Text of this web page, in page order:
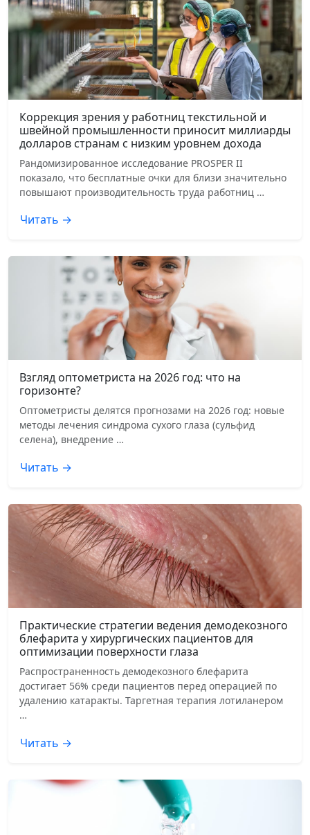
Коррекция зрения у работниц текстильной и
швейной промышленности приносит миллиарды
долларов странам с низким уровнем дохода
Рандомизированное исследование PROSPER II
показало, что бесплатные очки для близи значительно
повышают производительность труда работниц …
Читать →
Взгляд оптометриста на 2026 год: что на
горизонте?
Оптометристы делятся прогнозами на 2026 год: новые
методы лечения синдрома сухого глаза (сульфид
селена), внедрение …
Читать →
Практические стратегии ведения демодекозного
блефарита у хирургических пациентов для
оптимизации поверхности глаза
Распространенность демодекозного блефарита
достигает 56% среди пациентов перед операцией по
удалению катаракты. Таргетная терапия лотиланером
…
Читать →